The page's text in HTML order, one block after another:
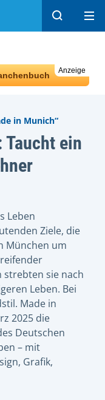
Suchen
Anzeige
in Munich“
ein
Leben
Ziele, die
München um
strebten sie nach
Leben. Bei
Made in
2025 die
Deutschen
– mit
Grafik,